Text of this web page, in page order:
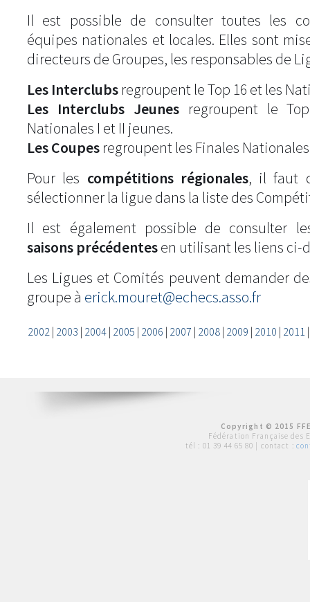
Il est possible de consulter toutes les
équipes nationales et locales. Elles sont
directeurs de Groupes, les responsables de
Les Interclubs regroupent le Top 16 et les
Les Interclubs Jeunesregroupent le
Nationales I et II jeunes.
Les Coupes regroupent les Finales
Pour les compétitions régionales, il faut
sélectionner la ligue dans la liste des
Il est également possible de consulter
saisons précédentesen utilisant les liens ci-
Les Ligues et Comités peuvent demander
groupe à erick.mouret@echecs.asso.fr
2002| 2003 | 2004| 2005 | 2006 | 2007 | 2008| 2009 | 2010 | 2011
Copyright © 2015
Fédération Française des
tél : 01 39 44 65 80 | contact :